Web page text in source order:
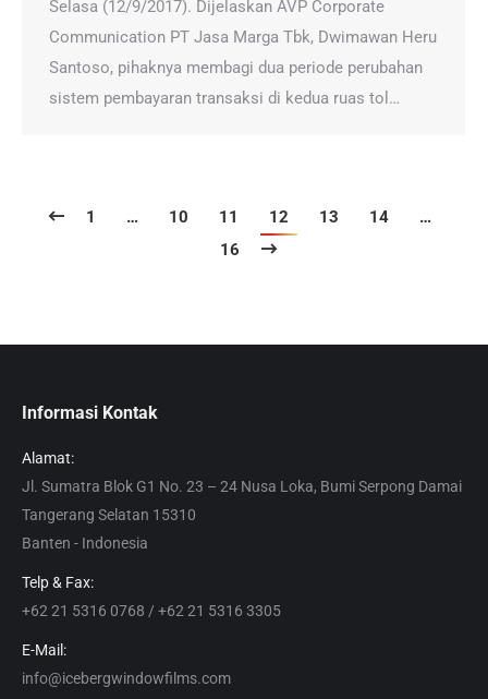
Selasa (12/9/2017). Dijelaskan AVP Corporate
Communication PT Jasa Marga Tbk, Dwimawan Heru
Santoso, pihaknya membagi dua periode perubahan
sistem pembayaran transaksi di kedua ruas tol…
1 … 10 11 12 13 14
…
16
Informasi Kontak
Alamat:
Jl. Sumatra Blok G1 No. 23 – 24 Nusa Loka, Bumi Serpong Damai
Tangerang Selatan 15310
Banten - Indonesia
Telp & Fax:
+62 21 5316 0768 / +62 21 5316 3305
E-Mail:
info@icebergwindowfilms.com